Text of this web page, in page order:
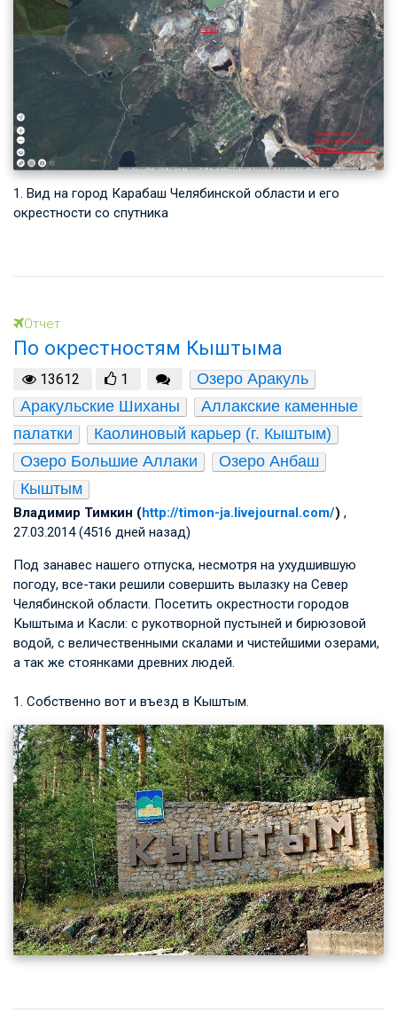
1. Вид на город Карабаш Челябинской области и его
окрестности со спутника
Отчет
По окрестностям Кыштыма
13612 1
Озеро Аракуль
Аракульские Шиханы
Аллакские каменные
палатки
Каолиновый карьер (г. Кыштым)
Озеро Большие Аллаки
Озеро Анбаш
Кыштым
Владимир Тимкин (http://timon-ja.livejournal.com/) ,
27.03.2014 (4516 дней назад)
Под занавес нашего отпуска, несмотря на ухудшившую
погоду, все-таки решили совершить вылазку на Север
Челябинской области. Посетить окрестности городов
Кыштыма и Касли: с рукотворной пустыней и бирюзовой
водой, с величественными скалами и чистейшими озерами,
а так же стоянками древних людей.
1. Собственно вот и въезд в Кыштым.